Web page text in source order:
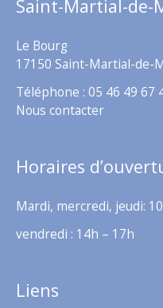
Saint-Martial-de-
Le Bourg
17150 Saint-Martial-de-
Téléphone : 05 46 49 67
Nous contacter
Horaires
Mardi, mercredi, jeudi:
vendredi : 14h – 17h
Liens